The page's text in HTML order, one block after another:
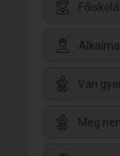
Van
Még